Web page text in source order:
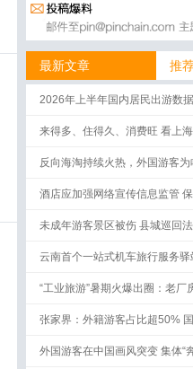
最新文章 推
2026年上半年国内居民出游数
来得多、住得久、消费旺 看上
反向海淘持续火热，外国游客为
酒店应加强网络宣传信息监管
未成年游客景区被伤 县城巡回
云南首个一站式机车旅行服务驿
“工业旅游”暑期火爆出圈：老厂
张家界：外籍游客占比超50%
外国游客在中国画风突变 集体“